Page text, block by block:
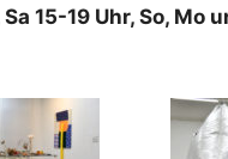
Sa 15-19 Uhr, So,